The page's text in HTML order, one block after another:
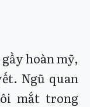
hoàn mỹ,
Ngũ quan
mắt trong